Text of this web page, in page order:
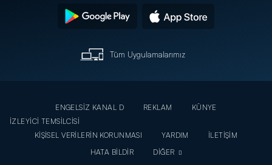
Tüm Uygulamalarımız
ENGELSİZ KANAL D REKLAM
KÜNYE
İZLEYİCİ TEMSİLCİSİ
KİŞİSEL VERİLERİN KORUNMASI
YARDIM
İLETİŞİM
HATA BİLDİR
DİĞER